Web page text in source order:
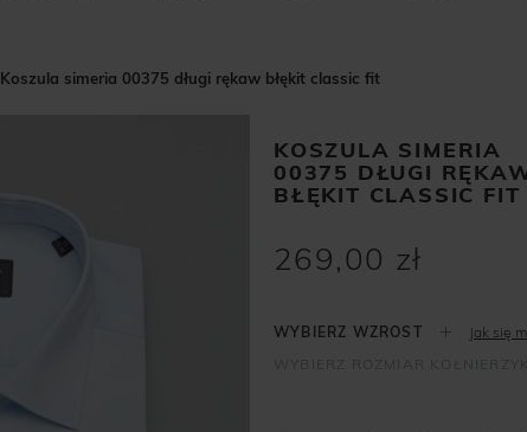
Koszula simeria 00375 długi rękaw błękit classic fit
KOSZULA SIMERIA
00375 DŁUGI
BŁĘKIT CLASSIC FIT
269,00 zł
Jak się